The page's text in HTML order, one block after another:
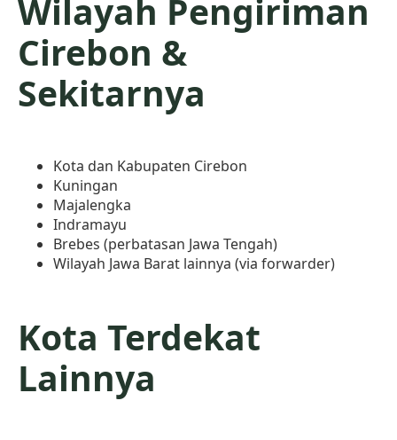
Wilayah Pengiriman
Cirebon &
Sekitarnya
Kota dan Kabupaten Cirebon
Kuningan
Majalengka
Indramayu
Brebes (perbatasan Jawa Tengah)
Wilayah Jawa Barat lainnya (via forwarder)
Kota Terdekat
Lainnya